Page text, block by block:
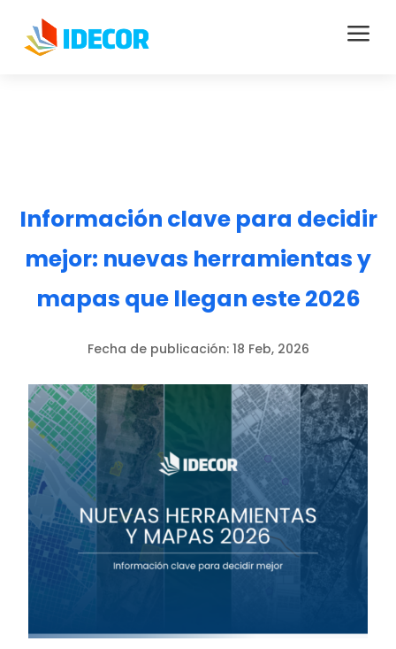
a
Información clave para decidir
mejor: nuevas herramientas y
mapas que llegan este 2026
Fecha de publicación: 18 Feb, 2026